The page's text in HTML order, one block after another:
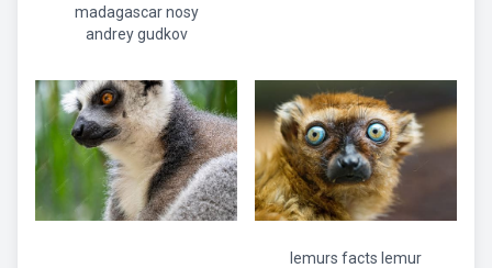
madagascar nosy
andrey gudkov
lemurs facts lemur